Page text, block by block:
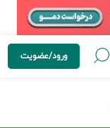
ورود/عضویت